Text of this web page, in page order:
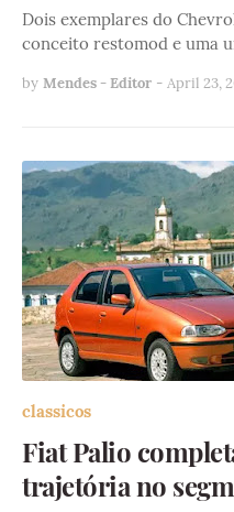
Dois exemplares do
conceito restomod e uma
by Mendes - Editor - April 23,
classicos
Fiat Palio
trajetória no